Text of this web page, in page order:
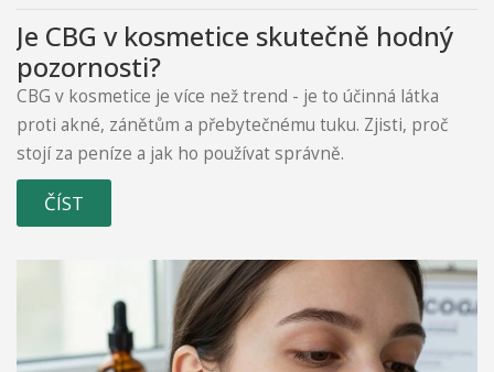
Je CBG v kosmetice skutečně hodný
pozornosti?
CBG v kosmetice je více než trend - je to účinná látka
proti akné, zánětům a přebytečnému tuku. Zjisti, proč
stojí za peníze a jak ho používat správně.
ČÍST